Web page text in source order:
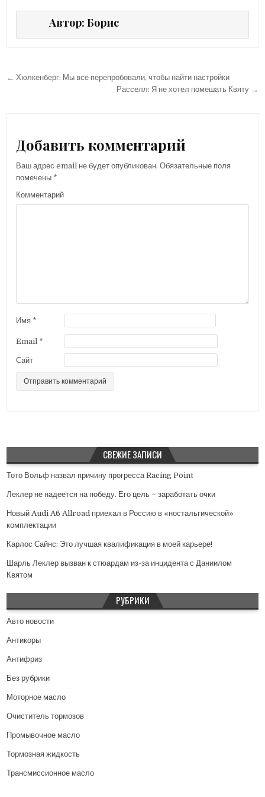
Автор: Борис
ц
и
п
и
я
м
← Хюлкенберг: Мы всё перепробовали, чтобы найти настройки
Расселл: Я не хотел помешать Квяту →
Добавить комментарий
Ваш адрес email не будет опубликован. Обязательные поля
помечены *
Комментарий
Имя *
Email *
Сайт
СВЕЖИЕ ЗАПИСИ
Тото Вольф назвал причину прогресса Racing Point
Леклер не надеется на победу. Его цель – заработать очки
Новый Audi A6 Allroad приехал в Россию в «ностальгической»
комплектации
Карлос Сайнс: Это лучшая квалификация в моей карьере!
Шарль Леклер вызван к стюардам из-за инцидента с Даниилом
Квятом
РУБРИКИ
Авто новости
Антикоры
Антифриз
Без рубрики
Моторное масло
Очиститель тормозов
Промывочное масло
Тормозная жидкость
Трансмиссионное масло